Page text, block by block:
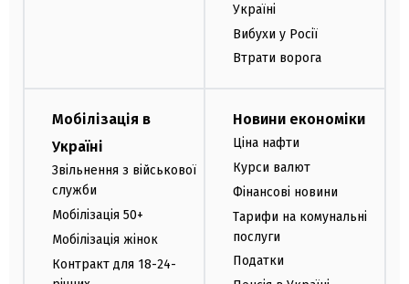
Україні
Вибухи у Росії
Втрати ворога
Мобілізація в
Україні
Звільнення з військової
служби
Мобілізація 50+
Мобілізація жінок
Контракт для 18-24-
Новини економіки
Ціна нафти
Курси валют
Фінансові новини
Тарифи на комунальні
послуги
Податки